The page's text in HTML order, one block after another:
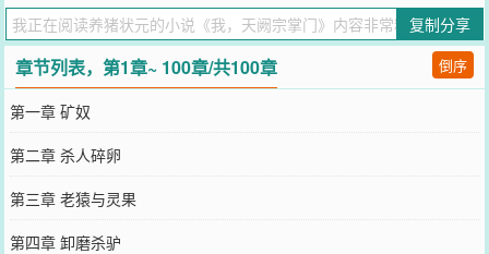
这是一名矿奴咸鱼翻身之路，这是又一个得道长生的传奇经历！
您要是觉得《我，天阙宗掌门》还不错的话请不要忘记向您QQ群和微
博微信里的朋友推荐哦！
复制分享
章节列表，第1章~ 100章/共100章 倒序
第一章 矿奴
第二章 杀人碎卵
第三章 老猿与灵果
第四章 卸磨杀驴